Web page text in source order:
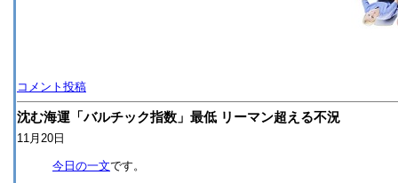
コメント投稿
沈む海運「バルチック指数」最低 リーマン超える不況
11月20日
今日の一文です。